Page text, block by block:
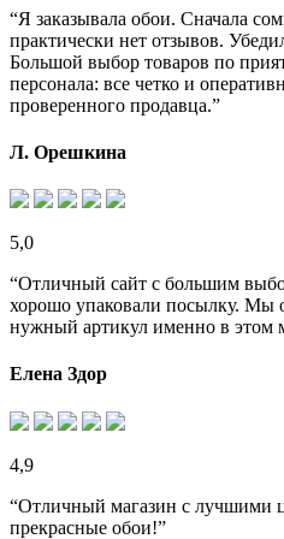
“Я заказывала обои. Сначала
практически нет отзывов.
Большой выбор товаров по
персонала: все четко и
проверенного продавца.”
Л. Орешкина
5,0
“Отличный сайт с большим
хорошо упаковали посылку. Мы
нужный артикул именно в этом
Елена Здор
4,9
“Отличный магазин с лучшими
прекрасные обои!”